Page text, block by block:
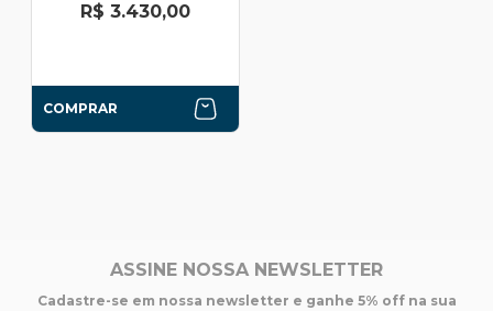
R$ 3.430,00
COMPRAR
ASSINE NOSSA NEWSLETTER
Cadastre-se em nossa newsletter e ganhe 5% off na sua